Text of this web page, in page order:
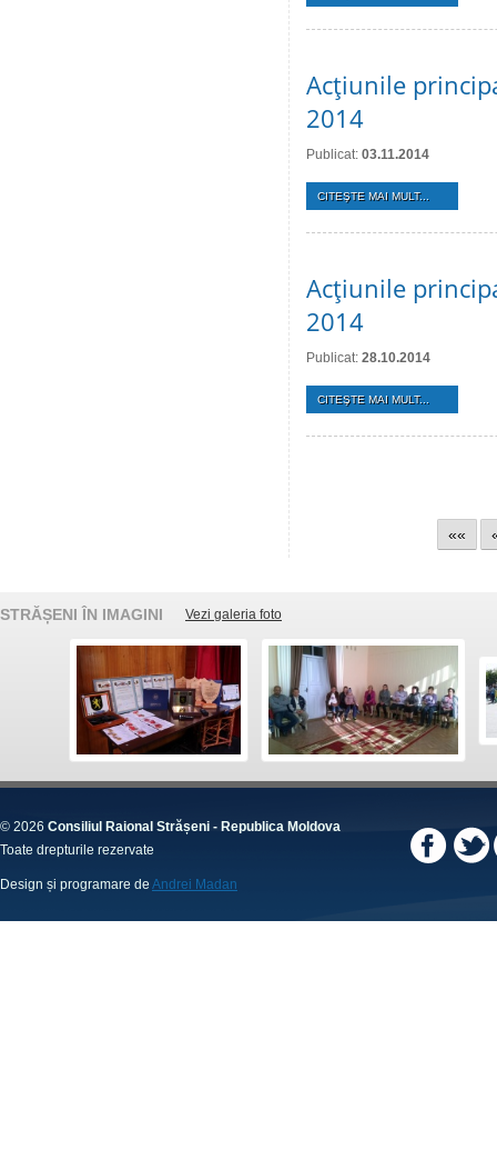
Acţiunile
2014
Publicat: 03.11.2014
CITEŞTE MAI MULT...
Acţiunile
2014
Publicat: 28.10.2014
CITEŞTE MAI MULT...
««
STRĂȘENI ÎN IMAGINI Vezi galeria foto
© 2026 Consiliul Raional Strășeni - Republica Moldova
Toate drepturile rezervate
Design și programare de Andrei Madan